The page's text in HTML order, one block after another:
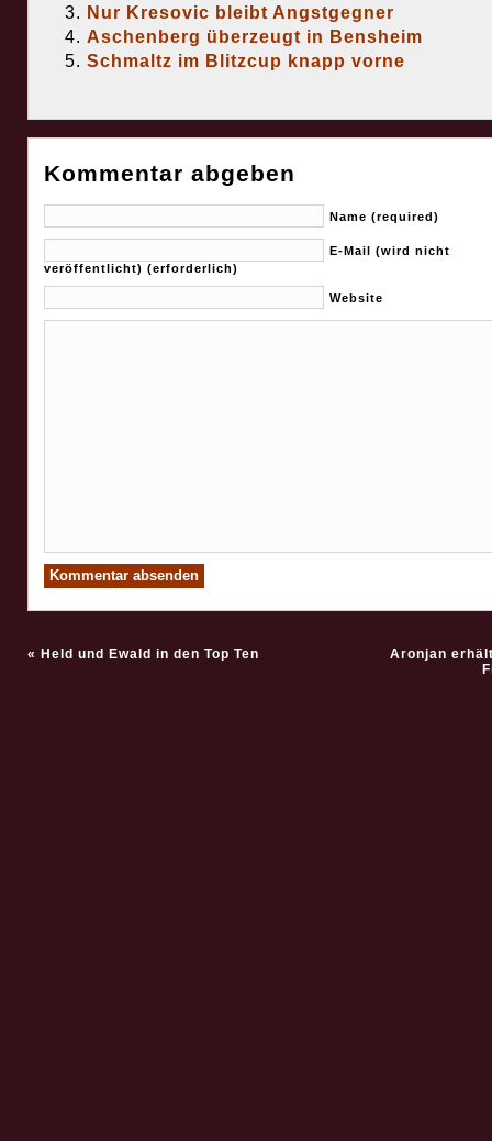
Nur Kresovic bleibt Angstgegner
Aschenberg überzeugt in Bensheim
Schmaltz im Blitzcup knapp vorne
Kommentar abgeben
Name (required)
E-Mail (wird nicht
veröffentlicht) (erforderlich)
Website
« Held und Ewald in den Top Ten
Aronjan